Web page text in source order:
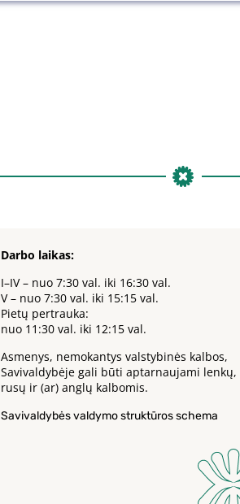
Darbo laikas:
I–IV – nuo 7:30 val. iki 16:30 val.
V – nuo 7:30 val. iki 15:15 val.
Pietų pertrauka:
nuo 11:30 val. iki 12:15 val.
Asmenys, nemokantys valstybinės kalbos,
Savivaldybėje gali būti aptarnaujami lenkų,
rusų ir (ar) anglų kalbomis.
Savivaldybės valdymo struktūros schema